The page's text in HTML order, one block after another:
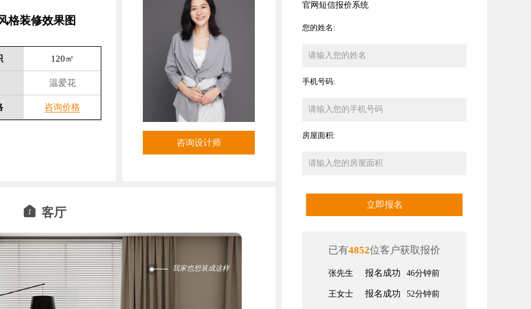
格装修效果图
120㎡
温爱花
咨询价格
咨询设计师
1 客厅
我家也想装成这样
官网短信报价系统
您的姓名:
手机号码:
房屋面积:
立即报名
已有4852位客户获取报价
王女士 报名成功 52分钟前
豆先生 报名成功 7分钟前